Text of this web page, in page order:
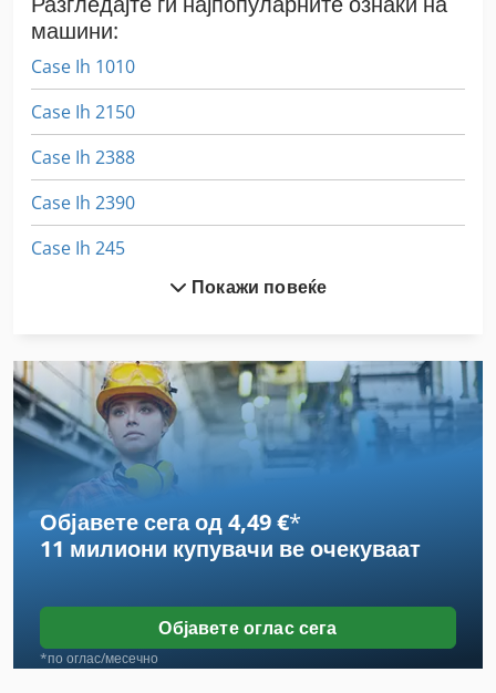
машини:
Case Ih 1010
Case Ih 2150
Case Ih 2388
Case Ih 2390
Case Ih 245
Case Ih 3394
Case Ih 340
Case Ih 4230
Case Ih 9230
Case Ih 9370
Case Ih Cvx 130
Case Ih Maxxum 110
Покажи повеќе
Објавете сега од 4,49 €*
11 милиони купувачи ве очекуваат
Објавете оглас сега
*по оглас/месечно